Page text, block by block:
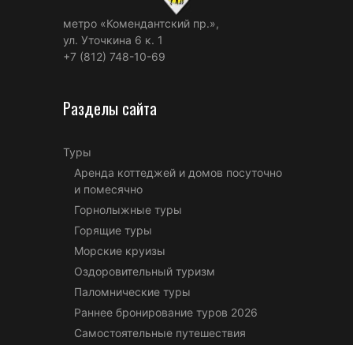
метро «Комендантский пр.»,
ул. Уточкина 6 к. 1
+7 (812) 748-10-69
Разделы сайта
Туры
Аренда коттеджей и домов посуточно
и помесячно
Горнолыжные туры
Горящие туры
Морские круизы
Оздоровительный туризм
Паломнические туры
Раннее бронирование туров 2026
Самостоятельные путешествия